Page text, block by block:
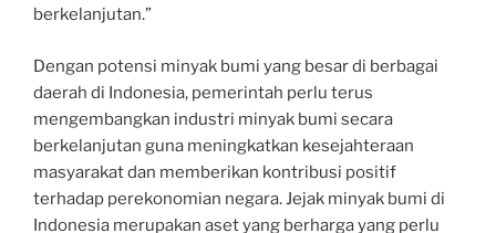
berkelanjutan.”
Dengan potensi minyak bumi yang besar di berbagai
daerah di Indonesia, pemerintah perlu terus
mengembangkan industri minyak bumi secara
berkelanjutan guna meningkatkan kesejahteraan
masyarakat dan memberikan kontribusi positif
terhadap perekonomian negara. Jejak minyak bumi di
Indonesia merupakan aset yang berharga yang perlu